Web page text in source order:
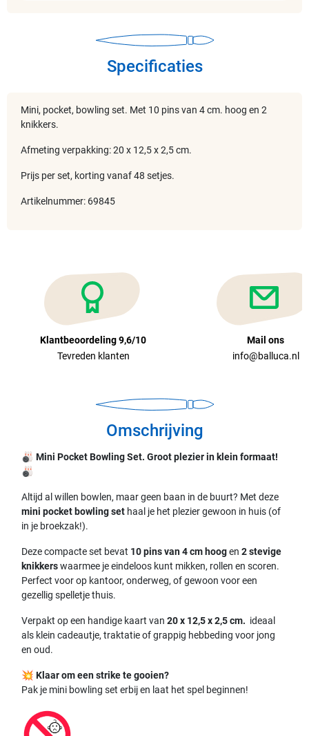
Specificaties
Mini, pocket, bowling set. Met 10 pins van 4 cm. hoog en 2
knikkers.
Afmeting verpakking: 20 x 12,5 x 2,5 cm.
Prijs per set, korting vanaf 48 setjes.
Artikelnummer: 69845
Klantbeoordeling 9,6/10
Tevreden klanten
Mail ons
info@balluca.nl
Omschrijving
🎳Mini Pocket Bowling Set. Groot plezier in klein formaat!
🎳
Altijd al willen bowlen, maar geen baan in de buurt? Met deze
mini pocket bowling set haal je het plezier gewoon in huis (of
in je broekzak!).
Deze compacte set bevat 10 pins van 4 cm hoogen2 stevige
knikkerswaarmee je eindeloos kunt mikken, rollen en scoren.
Perfect voor op kantoor, onderweg, of gewoon voor een
gezellig spelletje thuis.
Verpakt op een handige kaart van20 x 12,5 x 2,5 cm. ideaal
als klein cadeautje, traktatie of grappig hebbeding voor jong
en oud.
💥Klaar om een strike te gooien?
Pak je mini bowling set erbij en laat het spel beginnen!